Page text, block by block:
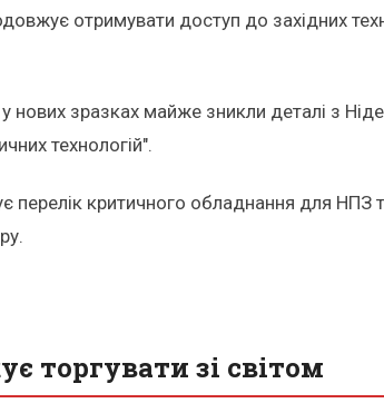
отримувати доступ до західних
нових зразках майже зникли деталі з
технологій".
перелік критичного обладнання для
торгувати зі світом